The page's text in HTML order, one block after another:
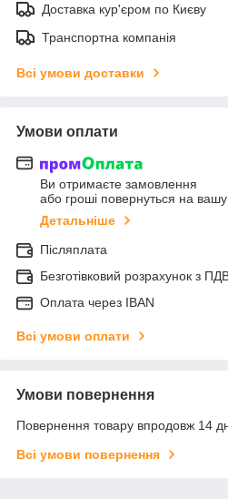
Доставка кур'єром по Києву
Транспортна компанія
Всі умови доставки
Умови оплати
Ви отримаєте замовлення
або гроші повернуться на вашу
Детальніше
Післяплата
Безготівковий розрахунок з
Оплата через IBAN
Всі умови оплати
Умови повернення
Повернення товару впродовж 14
Всі умови повернення